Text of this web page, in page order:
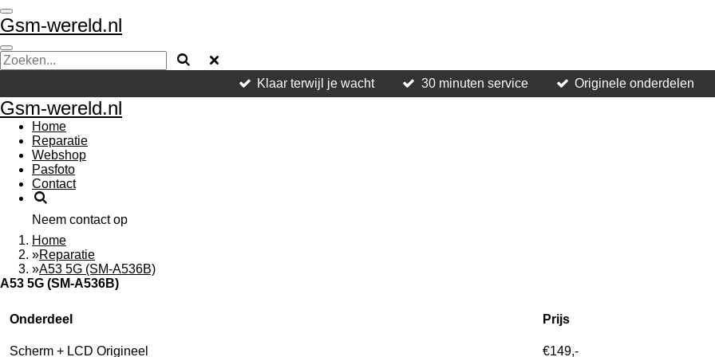
Ga
direct
naar
de
hoofdinhoud
Gsm-wereld.nl
Klaar terwijl je wacht 30 minuten service Originele onderdelen
Gsm-wereld.nl
Home
Reparatie
Webshop
Pasfoto
Contact
Neem contact op
Home
»Reparatie
»A53 5G (SM-A536B)
A53 5G (SM-A536B)
Onderdeel Prijs
Scherm + LCD Origineel €149,-